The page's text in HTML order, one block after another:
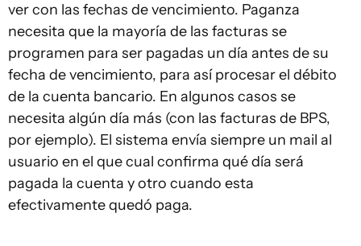
ver con las fechas de vencimiento. Paganza
necesita que la mayoría de las facturas se
programen para ser pagadas un día antes de su
fecha de vencimiento, para así procesar el débito
de la cuenta bancario. En algunos casos se
necesita algún día más (con las facturas de BPS,
por ejemplo). El sistema envía siempre un mail al
usuario en el que cual confirma qué día será
pagada la cuenta y otro cuando esta
efectivamente quedó paga.